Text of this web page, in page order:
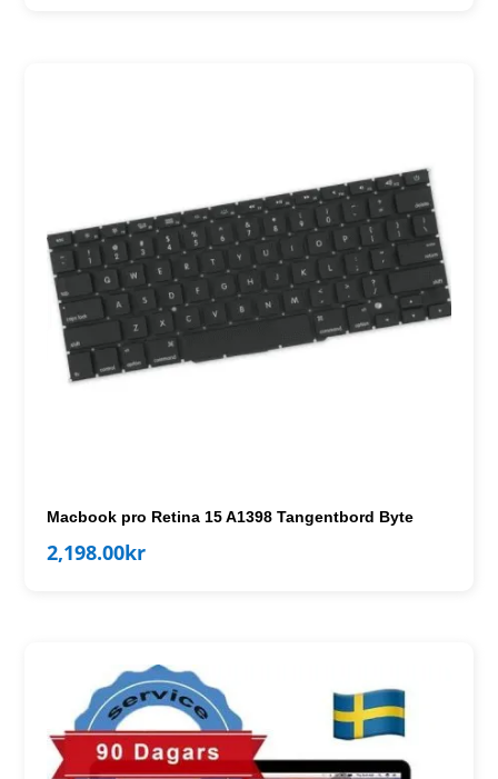
Macbook pro Retina 15 A1398 Tangentbord Byte
2,198.00kr